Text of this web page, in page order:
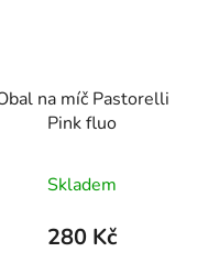
na míč Pastorelli
Pink fluo
Skladem
280 Kč